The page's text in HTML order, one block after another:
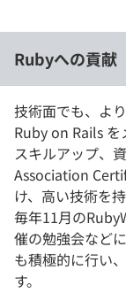
Rubyへの貢献
技術面でも、よ
Ruby on Rails を
スキルアップ、
Association
け、高い技術を
毎年11月の
催の勉強会など
も積極的に行い
す。